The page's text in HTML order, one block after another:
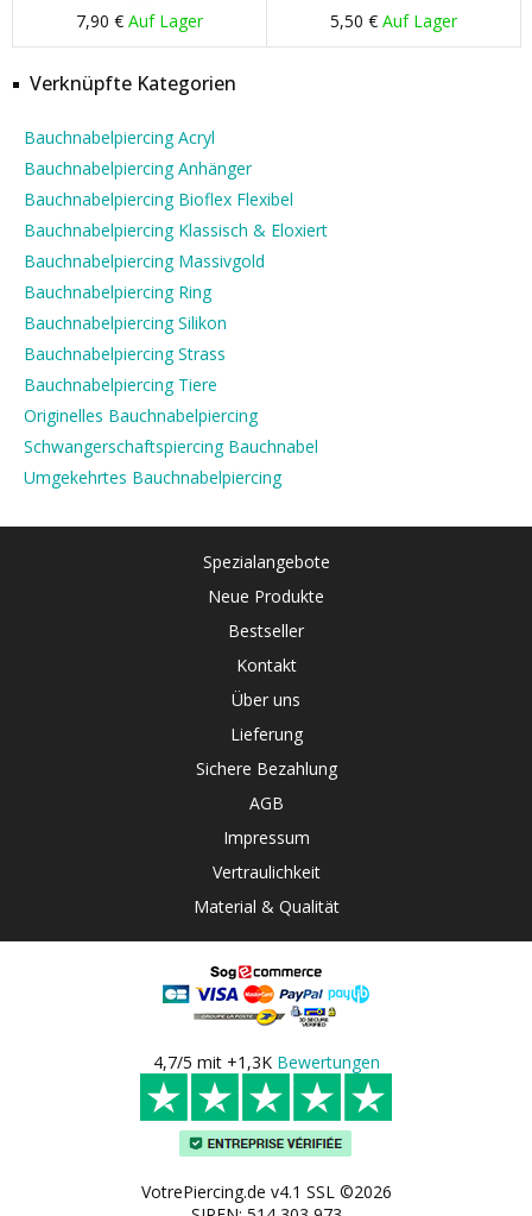
7,90 € Auf Lager 5,50 € Auf Lager
Verknüpfte Kategorien
Bauchnabelpiercing Acryl
Bauchnabelpiercing Anhänger
Bauchnabelpiercing Bioflex Flexibel
Bauchnabelpiercing Klassisch & Eloxiert
Bauchnabelpiercing Massivgold
Bauchnabelpiercing Ring
Bauchnabelpiercing Silikon
Bauchnabelpiercing Strass
Bauchnabelpiercing Tiere
Originelles Bauchnabelpiercing
Schwangerschaftspiercing Bauchnabel
Umgekehrtes Bauchnabelpiercing
Spezialangebote
Neue Produkte
Bestseller
Kontakt
Über uns
Lieferung
Sichere Bezahlung
AGB
Impressum
Vertraulichkeit
Material & Qualität
4,7/5 mit +1,3K Bewertungen
VotrePiercing.de v4.1 SSL ©2026